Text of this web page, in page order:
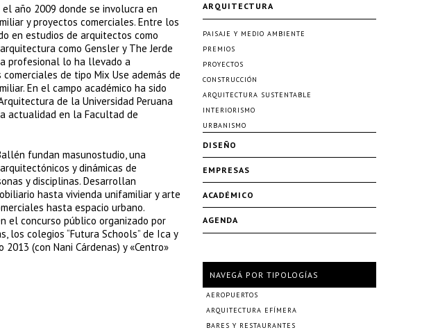
el año 2009 donde se involucra en
y proyectos comerciales. Entre los
en estudios de arquitectos como
como Gensler y The Jerde
profesional lo ha llevado a
de tipo Mix Use además de
En el campo académico ha sido
de la Universidad Peruana
actualidad en la Facultad de
fundan masunostudio, una
y dinámicas de
y disciplinas. Desarrollan
hasta vivienda unifamiliar y arte
hasta espacio urbano.
el concurso público organizado por
los colegios “Futura Schools” de Ica y
(con Nani Cárdenas) y «Centro»
ARQUITECTURA
PAISAJE Y MEDIO AMBIENTE
PREMIOS
PROYECTOS
CONSTRUCCIÓN
ARQUITECTURA SUSTENTABLE
INTERIORISMO
URBANISMO
DISEÑO
EMPRESAS
ACADÉMICO
AGENDA
NAVEGÁ POR TIPOLOGÍAS
AEROPUERTOS
ARQUITECTURA EFÍMERA
BARES Y RESTAURANTES